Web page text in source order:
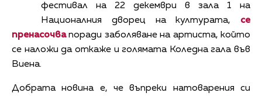
фестивал на 22 декември в зала 1 на
Националния дворец на културата, се
пренасочвапоради заболяване на артиста, който
се наложи да откаже и голямата Коледна гала във
Виена.
Добрата новина е, че въпреки натоварения си